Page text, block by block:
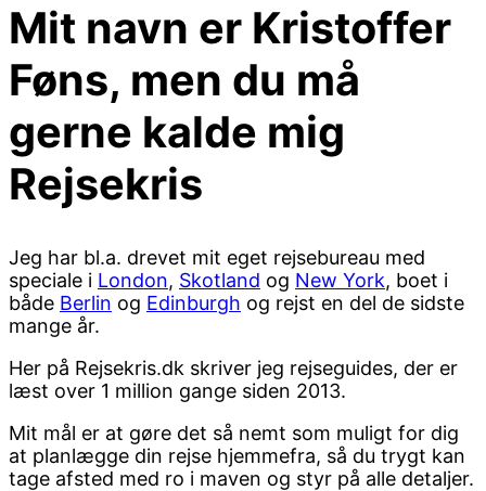
Mit navn er Kristoffer
Føns, men du må
gerne kalde mig
Rejsekris
Jeg har bl.a. drevet mit eget rejsebureau med
speciale i London, Skotland og New York, boet i
både Berlin og Edinburgh og rejst en del de sidste
mange år.
Her på Rejsekris.dk skriver jeg rejseguides, der er
læst over 1 million gange siden 2013.
Mit mål er at gøre det så nemt som muligt for dig
at planlægge din rejse hjemmefra, så du trygt kan
tage afsted med ro i maven og styr på alle detaljer.